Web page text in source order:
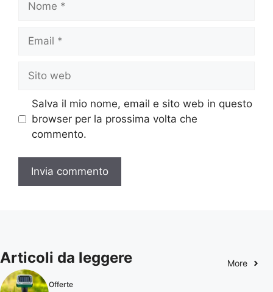
web
Salva il mio nome, email e sito web in questo
browser per la prossima volta che
commento.
Articoli da leggere More
Offerte